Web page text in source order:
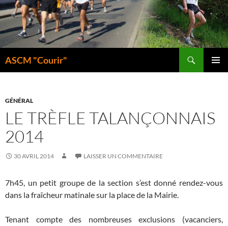
Aller
au
contenu
ASCM "Courir"
GÉNÉRAL
LE TRÈFLE TALANÇONNAIS
2014
30 AVRIL 2014 LAISSER UN COMMENTAIRE
7h45, un petit groupe de la section s’est donné rendez-vous
dans la fraîcheur matinale sur la place de la Mairie.
Tenant compte des nombreuses exclusions (vacanciers,